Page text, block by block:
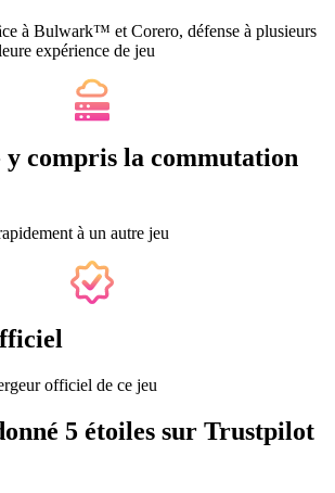
à Bulwark™ et Corero, défense à plusieurs
expérience de jeu
y compris la commutation
à un autre jeu
officiel de ce jeu
5 étoiles sur Trustpilot